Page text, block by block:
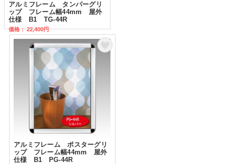
アルミフレーム タンパーグリ
ップ フレーム幅44mm 屋外
仕様 B1 TG-44R
価格： 22,400円
アルミフレーム ポスターグリ
ップ フレーム幅44mm 屋外
仕様 B1 PG-44R